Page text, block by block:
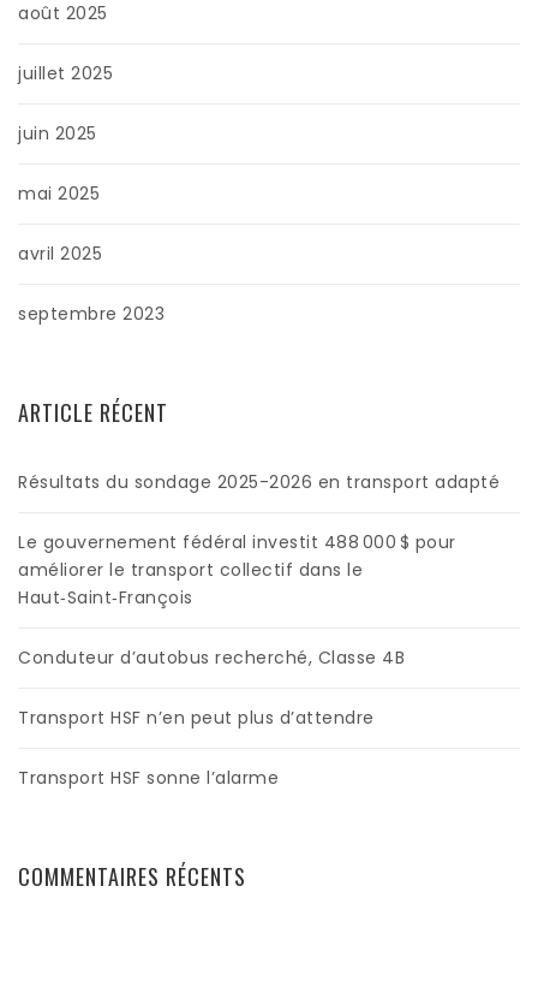
août 2025
juillet 2025
juin 2025
mai 2025
avril 2025
septembre 2023
ARTICLE RÉCENT
Résultats du sondage 2025-2026 en transport adapté
Le gouvernement fédéral investit 488 000 $ pour
améliorer le transport collectif dans le
Haut‑Saint‑François
Conduteur d’autobus recherché, Classe 4B
Transport HSF n’en peut plus d’attendre
Transport HSF sonne l’alarme
COMMENTAIRES RÉCENTS